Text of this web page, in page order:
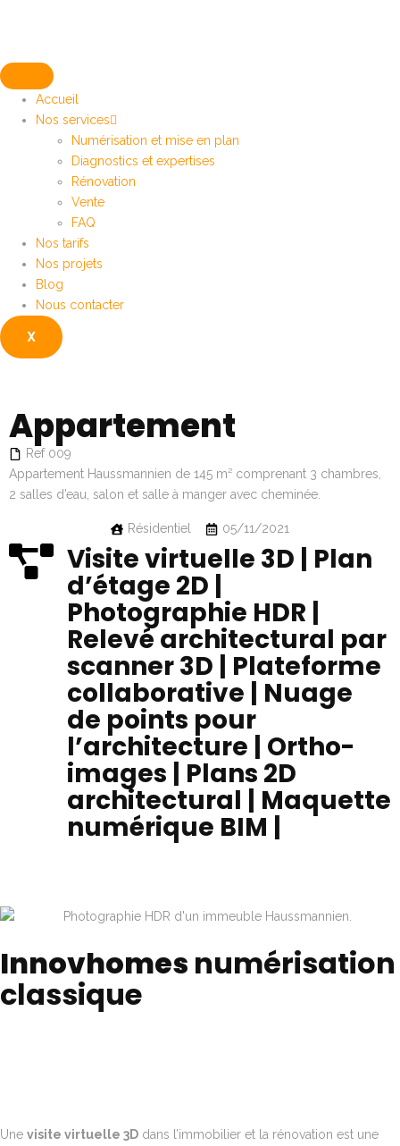
Accueil
Nos services
Numérisation et mise en plan
Diagnostics et expertises
Rénovation
Vente
FAQ
Nos tarifs
Nos projets
Blog
Nous contacter
X
Appartement
Ref 009
Appartement Haussmannien de 145 m² comprenant 3 chambres,
2 salles d’eau, salon et salle à manger avec cheminée.
Résidentiel 05/11/2021
Visite virtuelle 3D | Plan
d’étage 2D |
Photographie HDR |
Relevé architectural par
scanner 3D | Plateforme
collaborative | Nuage
de points pour
l’architecture | Ortho-
images | Plans 2D
architectural | Maquette
numérique BIM |
Innovhomes numérisation
classique
Une visite virtuelle 3D dans l’immobilier et la rénovation est une